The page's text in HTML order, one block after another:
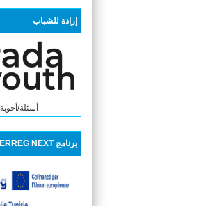
إرادة للشباب
أسئلة/أجوبة
برنامج INTERREG NEXT